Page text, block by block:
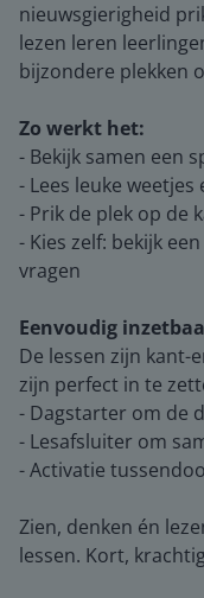
nieuwsgierigheid
lezen leren
bijzondere plekken
Zo werkt het:
- Bekijk samen een
- Lees leuke
- Prik de plek op de
- Kies zelf: bekijk
vragen
Eenvoudig
De lessen zijn kant-
zijn perfect in te
- Dagstarter om de
- Lesafsluiter om
- Activatie
Zien, denken én
lessen. Kort,